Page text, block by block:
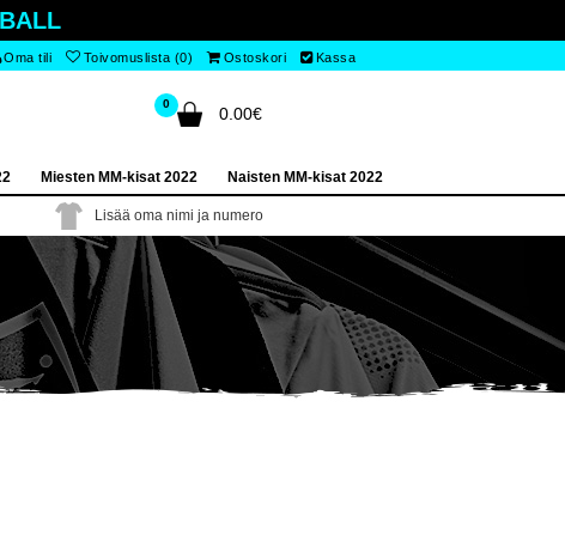
Oma tili Toivomuslista (0) Ostoskori Kassa
0
0.00€
Miesten MM-kisat 2022 Naisten MM-kisat 2022
Lisää oma nimi ja numero